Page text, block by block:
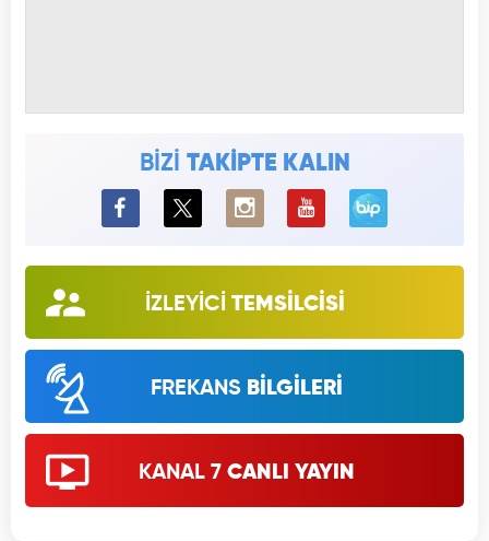
BİZİ TAKİPTE KALIN
BiP
İZLEYİCİ TEMSİLCİSİ
FREKANS BİLGİLERİ
KANAL 7 CANLI YAYIN